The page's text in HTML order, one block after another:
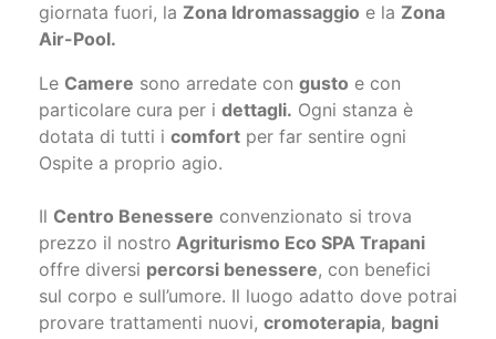
giornata fuori, la Zona Idromassaggio e la Zona
Air-Pool.
Le Camere sono arredate con gusto e con
particolare cura per i dettagli. Ogni stanza è
dotata di tutti i comfort per far sentire ogni
Ospite a proprio agio.
Il Centro Benessere convenzionato si trova
prezzo il nostro Agriturismo Eco SPA Trapani
offre diversi percorsi benessere, con benefici
sul corpo e sull’umore. Il luogo adatto dove potrai
provare trattamenti nuovi, cromoterapia, bagni